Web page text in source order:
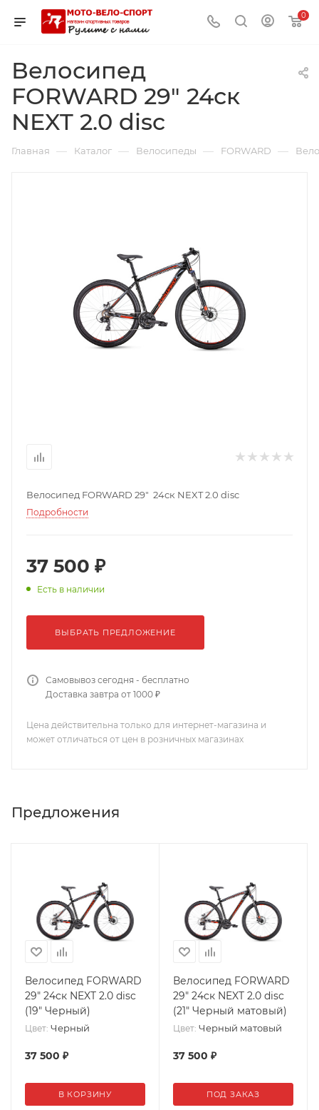
0
Велосипед
FORWARD 29" 24ск
NEXT 2.0 disc
Главная — Каталог — Велосипеды — FORWARD —
Велосипед FORWARD 29" 24ск NEXT 2.0 disc
Подробности
37 500 ₽
Есть в наличии
ВЫБРАТЬ ПРЕДЛОЖЕНИЕ
Самовывоз сегодня - бесплатно
Доставка завтра от 1000 ₽
Цена действительна только для интернет-магазина и
может отличаться от цен в розничных магазинах
Предложения
Велосипед FORWARD
29" 24ск NEXT 2.0 disc
(19" Черный)
Цвет: Черный
37 500 ₽
В КОРЗИНУ
Велосипед FORWARD
29" 24ск NEXT 2.0 disc
(21" Черный матовый)
Цвет: Черный матовый
37 500 ₽
ПОД ЗАКАЗ